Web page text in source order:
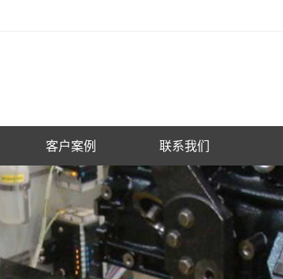
客户案例 联系我们